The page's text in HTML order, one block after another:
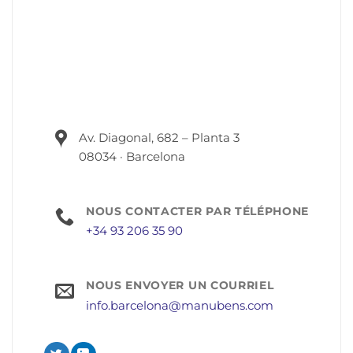
Av. Diagonal, 682 – Planta 3
08034 · Barcelona
NOUS CONTACTER PAR TÉLÉPHONE
+34 93 206 35 90
NOUS ENVOYER UN COURRIEL
info.barcelona@manubens.com